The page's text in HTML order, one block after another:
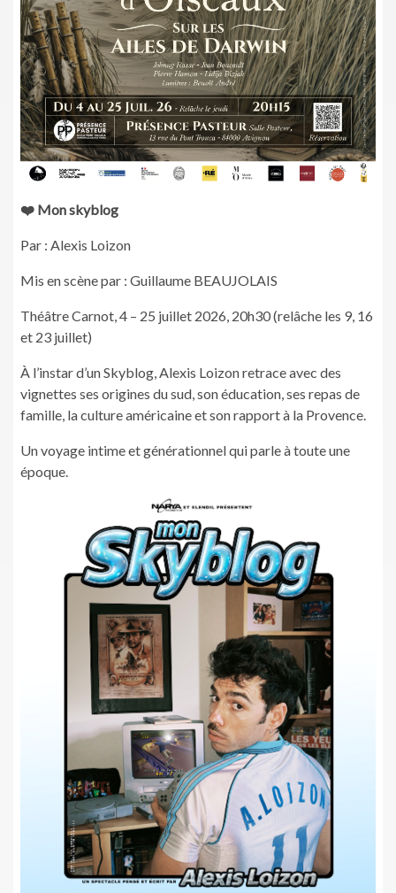
❤️ Mon skyblog
Par : Alexis Loizon
Mis en scène par : Guillaume BEAUJOLAIS
Théâtre Carnot, 4 – 25 juillet 2026, 20h30 (relâche les 9, 16
et 23 juillet)
À l’instar d’un Skyblog, Alexis Loizon retrace avec des
vignettes ses origines du sud, son éducation, ses repas de
famille, la culture américaine et son rapport à la Provence.
Un voyage intime et générationnel qui parle à toute une
époque.